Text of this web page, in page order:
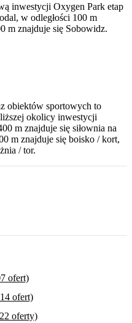
inwestycji Oxygen Park etap
w odległości 100 m
m znajduje się Sobowidz.
obiektów sportowych to
okolicy inwestycji
m znajduje się siłownia na
m znajduje się boisko / kort,
/ tor.
ofert)
ofert)
oferty)